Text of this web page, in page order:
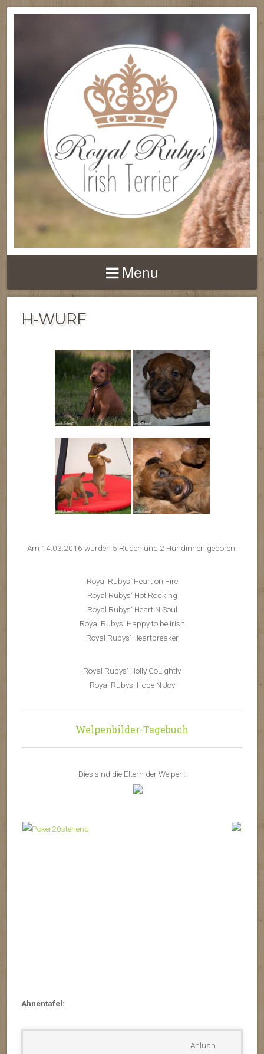
Menu
H-WURF
Am 14.03.2016 wurden 5 Rüden und 2 Hündinnen geboren.
Royal Rubys‘ Heart on Fire
Royal Rubys‘ Hot Rocking
Royal Rubys‘ Heart N Soul
Royal Rubys‘ Happy to be Irish
Royal Rubys‘ Heartbreaker
Royal Rubys‘ Holly GoLightly
Royal Rubys‘ Hope N Joy
Welpenbilder-Tagebuch
Dies sind die Eltern der Welpen:
Ahnentafel:
Anluan